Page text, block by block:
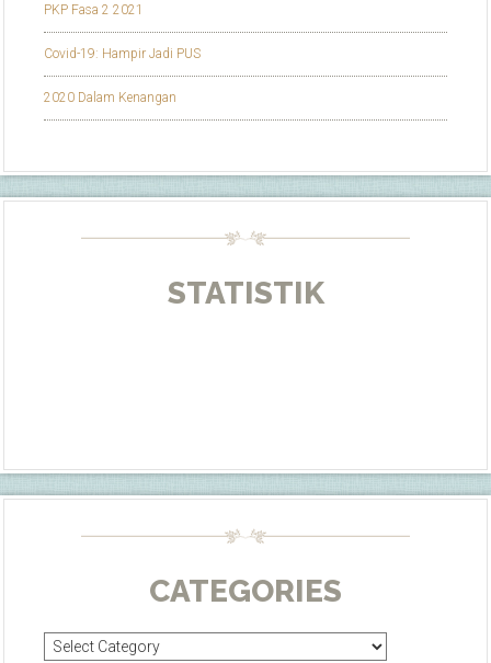
PKP Fasa 2 2021
Covid-19: Hampir Jadi PUS
2020 Dalam Kenangan
STATISTIK
CATEGORIES
Categories